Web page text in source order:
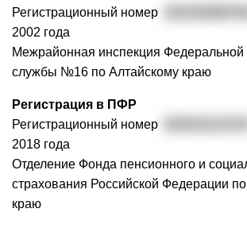
Регистрационный номер
2002 года
Межрайонная инспекция Федеральной
службы №16 по Алтайскому краю
Регистрация в ПФР
Регистрационный номер
2018 года
Отделение Фонда пенсионного и
страхования Российской Федерации
краю